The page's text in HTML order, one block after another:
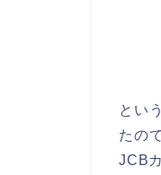
とい
たの
JCB